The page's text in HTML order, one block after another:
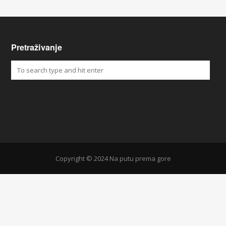
Pretraživanje
Copyright © 2024 Na putu prema gore